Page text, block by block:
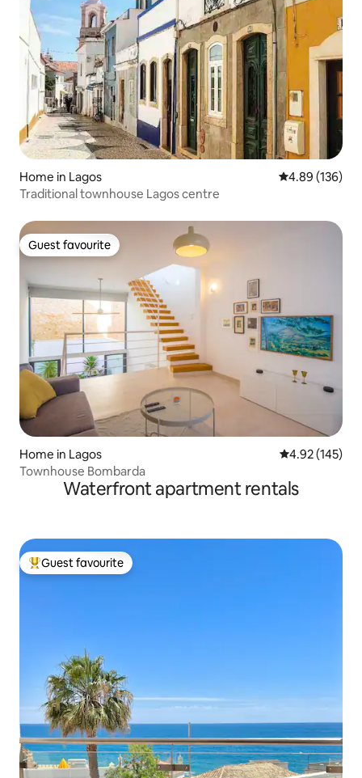
Home in Lagos 4.89 out of 5
4.89 (136)
Traditional townhouse Lagos centre
Guest favourite
Guest favourite
Home in Lagos 4.92 out of 5
4.92 (145)
Townhouse Bombarda
Waterfront apartment rentals
Top guest favourite
Guest favourite